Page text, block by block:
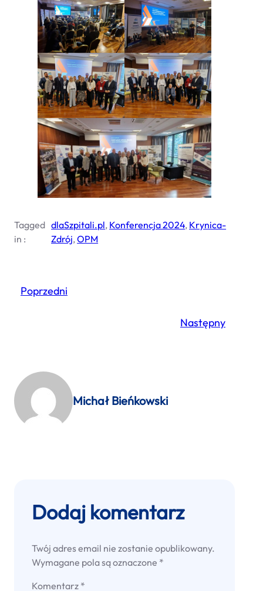
Tagged
in :
dlaSzpitali.pl, Konferencja 2024, Krynica-
Zdrój, OPM
Poprzedni
Następny
Michał Bieńkowski
Dodaj komentarz
Twój adres email nie zostanie opublikowany.
Wymagane pola są oznaczone *
Komentarz *